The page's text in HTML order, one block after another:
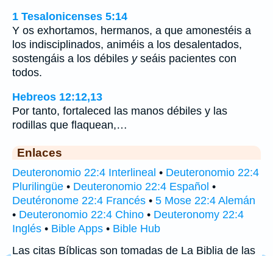
1 Tesalonicenses 5:14
Y os exhortamos, hermanos, a que amonestéis a
los indisciplinados, animéis a los desalentados,
sostengáis a los débiles yseáis pacientes con
todos.
Hebreos 12:12,13
Por tanto, fortaleced las manos débiles y las
rodillas que flaquean,…
Enlaces
Deuteronomio 22:4 Interlineal • Deuteronomio 22:4
Plurilingüe • Deuteronomio 22:4 Español •
Deutéronome 22:4 Francés • 5 Mose 22:4 Alemán
• Deuteronomio 22:4 Chino • Deuteronomy 22:4
Inglés • Bible Apps • Bible Hub
Las citas Bíblicas son tomadas de La Biblia de las